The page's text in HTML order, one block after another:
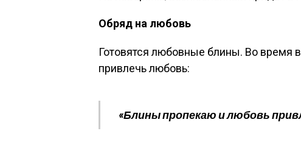
Обряд на любовь
Готовятся любовные блины. Во время
привлечь любовь:
«Блины пропекаю и любовь